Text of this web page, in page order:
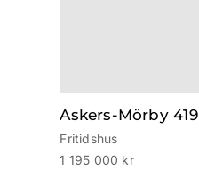
Askers-Mörby 419
Fritidshus
1 195 000 kr